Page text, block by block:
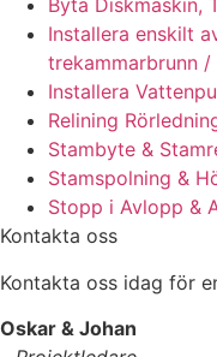
Byta Diskmaskin,
Installera enskilt
trekammarbrunn /
Installera
Relining
Stambyte &
Stamspolning &
Stopp i Avlopp &
Kontakta oss
Kontakta oss idag för
Oskar & Johan